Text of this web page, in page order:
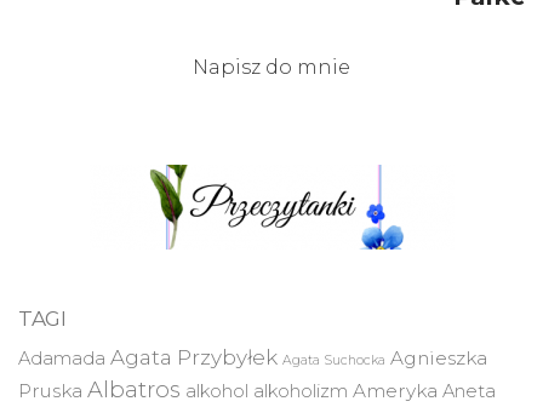
Napisz do mnie
TAGI
Adamada Agata Przybyłek Agata Suchocka Agnieszka
Pruska Albatros alkohol alkoholizm Ameryka Aneta